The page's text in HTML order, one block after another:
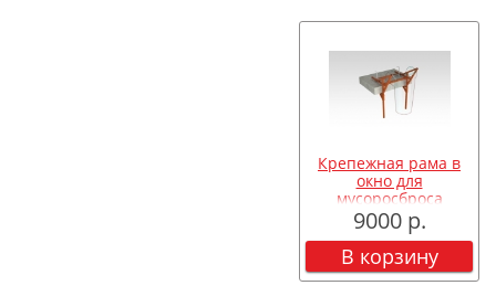
Крепежная рама в
окно для
мусоросброса
9000 р.
В корзину